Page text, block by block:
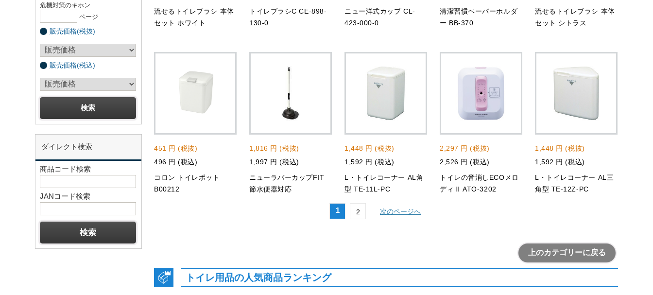
危機対策のキホン
ページ
販売価格(税抜)
販売価格(税込)
ダイレクト検索
商品コード検索
JANコード検索
流せるトイレブラシ 本体
セット ホワイト
トイレブラシC CE-898-
130-0
ニュー洋式カップ CL-
423-000-0
清潔習慣ペーパーホルダ
ー BB-370
流せるトイレブラシ 本体
セット シトラス
451 円 (税抜)
496 円 (税込)
コロン トイレポット
B00212
1,816 円 (税抜)
1,997 円 (税込)
ニューラバーカップFIT
節水便器対応
1,448 円 (税抜)
1,592 円 (税込)
L・トイレコーナー AL角
型 TE-11L-PC
2,297 円 (税抜)
2,526 円 (税込)
トイレの音消しECOメロ
ディⅡ ATO-3202
1,448 円 (税抜)
1,592 円 (税込)
L・トイレコーナー AL三
角型 TE-12Z-PC
1 2 次のページへ
上のカテゴリーに戻る
トイレ用品の人気商品ランキング